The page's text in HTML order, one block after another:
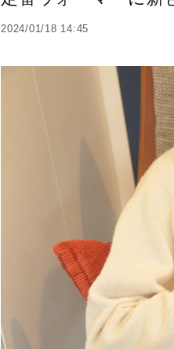
2024/01/18 14:45